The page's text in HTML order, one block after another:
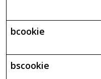
bcookie
bscookie